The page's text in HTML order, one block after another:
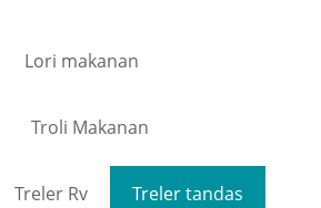
Lori makanan
Troli Makanan
Treler Rv Treler tandas